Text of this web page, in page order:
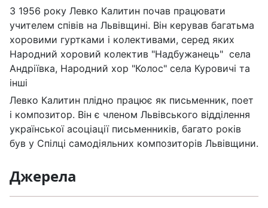
З 1956 року Левко Калитин почав працювати
учителем співів на Львівщині. Він керував багатьма
хоровими гуртками і колективами, серед яких
Народний хоровий колектив "Надбужанець" села
Андріївка, Народний хор "Колос" села Куровичі та
інші
Левко Калитин плідно працює як письменник, поет
і композитор. Він є членом Львівського відділення
української асоціації письменників, багато років
був у Спілці самодіяльних композиторів Львівщини.
Джерела